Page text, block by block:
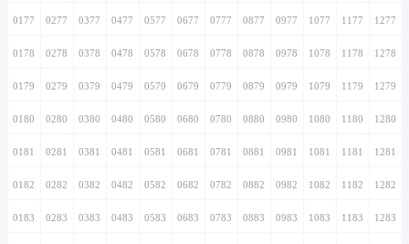
0177 0277 0377 0477 0577 0677 0777 0877 0977 1077 1177 1277
0178 0278 0378 0478 0578 0678 0778 0878 0978 1078 1178 1278
0179 0279 0379 0479 0579 0679 0779 0879 0979 1079 1179 1279
0180 0280 0380 0480 0580 0680 0780 0880 0980 1080 1180 1280
0181 0281 0381 0481 0581 0681 0781 0881 0981 1081 1181 1281
0182 0282 0382 0482 0582 0682 0782 0882 0982 1082 1182 1282
0183 0283 0383 0483 0583 0683 0783 0883 0983 1083 1183 1283